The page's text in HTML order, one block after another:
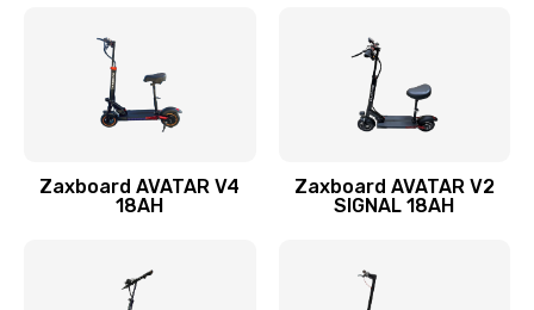
Zaxboard AVATAR V4
18AH
Zaxboard AVATAR V2
SIGNAL 18AH